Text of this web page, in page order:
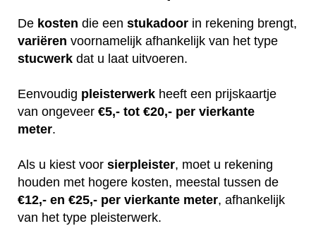
De kosten die een stukadoor in rekening brengt,
variëren voornamelijk afhankelijk van het type
stucwerk dat u laat uitvoeren.
Eenvoudig pleisterwerk heeft een prijskaartje
van ongeveer €5,- tot €20,- per vierkante
meter.
Als u kiest voor sierpleister, moet u rekening
houden met hogere kosten, meestal tussen de
€12,- en €25,- per vierkante meter, afhankelijk
van het type pleisterwerk.